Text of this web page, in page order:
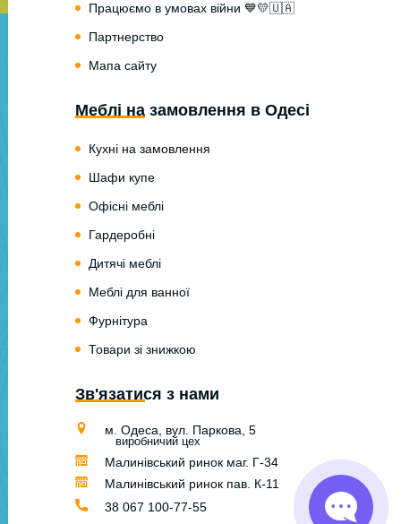
Працюємо в умовах війни 💙💛🇺🇦
Партнерство
Мапа сайту
Меблі на замовлення в Одесі
Кухні на замовлення
Шафи купе
Офісні меблі
Гардеробні
Дитячі меблі
Меблі для ванної
Фурнітура
Товари зі знижкою
Зв'язатися з нами
м. Одеса, вул. Паркова, 5
виробничий цех
Малинівський ринок маг. Г-34
Малинівський ринок пав. К-11
38 067 100-77-55